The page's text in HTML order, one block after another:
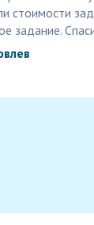
стоимости
задание.